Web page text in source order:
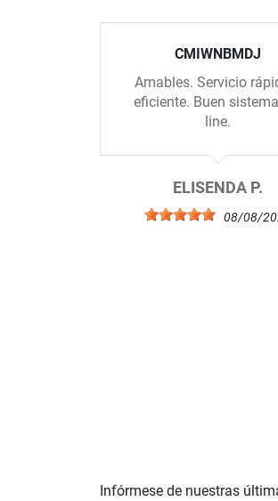
CMIWNBMDJ
Amables. Servicio
eficiente. Buen
line.
ELISENDA P.
08/08/
Infórmese de nuestras